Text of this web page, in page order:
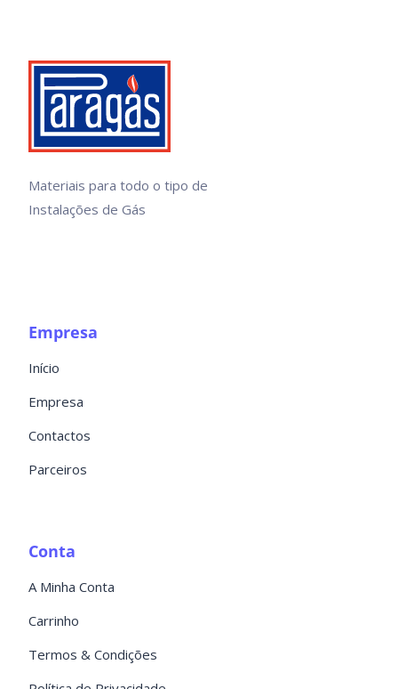
Materiais para todo o tipo de
Instalações de Gás
Empresa
Início
Empresa
Contactos
Parceiros
Conta
A Minha Conta
Carrinho
Termos & Condições